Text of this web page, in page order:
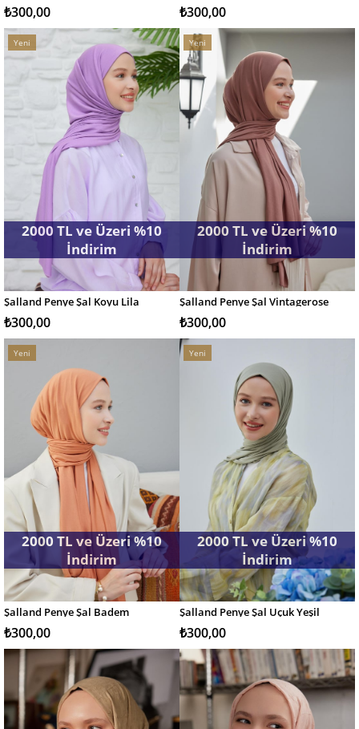
₺300,00 ₺300,00
SEPETE EKLE
Yeni
Ürün
Şalland Penye Şal Koyu Lila
2000 TL ve Üzeri %10
İndirim
₺300,00
SEPETE EKLE
Yeni
Ürün
Şalland Penye Şal Vintagerose
2000 TL ve Üzeri %10
İndirim
₺300,00
SEPETE EKLE
Yeni
Şalland Penye Şal Badem
2000 TL ve Üzeri %10
İndirim
₺300,00
SEPETE EKLE
Yeni
Şalland Penye Şal Uçuk Yeşil
2000 TL ve Üzeri %10
İndirim
₺300,00